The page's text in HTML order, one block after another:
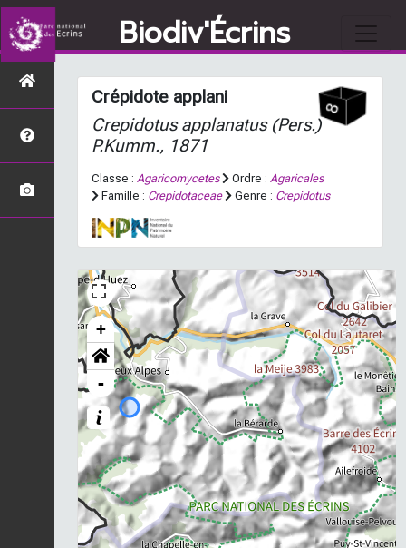
Biodiv'Écrins
Crépidote applani
Crepidotus applanatus(Pers.)
P.Kumm., 1871
Classe : Agaricomycetes Ordre : Agaricales
Famille : Crepidotaceae Genre : Crepidotus
+
-